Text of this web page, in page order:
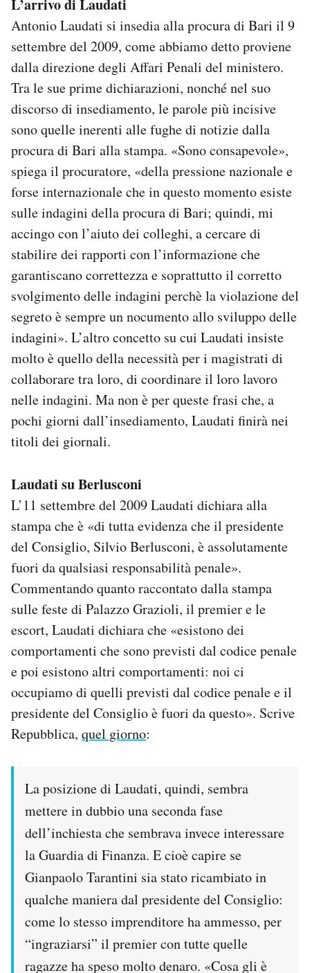
L’arrivo di Laudati
Antonio Laudati si insedia alla procura di Bari il 9
settembre del 2009, come abbiamo detto proviene
dalla direzione degli Affari Penali del ministero.
Tra le sue prime dichiarazioni, nonché nel suo
discorso di insediamento, le parole più incisive
sono quelle inerenti alle fughe di notizie dalla
procura di Bari alla stampa. «Sono consapevole»,
spiega il procuratore, «della pressione nazionale e
forse internazionale che in questo momento esiste
sulle indagini della procura di Bari; quindi, mi
accingo con l’aiuto dei colleghi, a cercare di
stabilire dei rapporti con l’informazione che
garantiscano correttezza e soprattutto il corretto
svolgimento delle indagini perchè la violazione del
segreto è sempre un nocumento allo sviluppo delle
indagini». L’altro concetto su cui Laudati insiste
molto è quello della necessità per i magistrati di
collaborare tra loro, di coordinare il loro lavoro
nelle indagini. Ma non è per queste frasi che, a
pochi giorni dall’insediamento, Laudati finirà nei
titoli dei giornali.
Laudati su Berlusconi
L’11 settembre del 2009 Laudati dichiara alla
stampa che è «di tutta evidenza che il presidente
del Consiglio, Silvio Berlusconi, è assolutamente
fuori da qualsiasi responsabilità penale».
Commentando quanto raccontato dalla stampa
sulle feste di Palazzo Grazioli, il premier e le
escort, Laudati dichiara che «esistono dei
comportamenti che sono previsti dal codice penale
e poi esistono altri comportamenti: noi ci
occupiamo di quelli previsti dal codice penale e il
presidente del Consiglio è fuori da questo». Scrive
Repubblica, quel giorno:
La posizione di Laudati, quindi, sembra
mettere in dubbio una seconda fase
dell’inchiesta che sembrava invece interessare
la Guardia di Finanza. E cioè capire se
Gianpaolo Tarantini sia stato ricambiato in
qualche maniera dal presidente del Consiglio:
come lo stesso imprenditore ha ammesso, per
“ingraziarsi” il premier con tutte quelle
ragazze ha speso molto denaro. «Cosa gli è